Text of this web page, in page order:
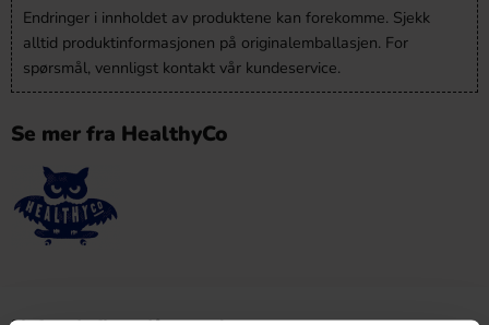
Endringer i innholdet av produktene kan forekomme. Sjekk
alltid produktinformasjonen på originalemballasjen. For
spørsmål, vennligst kontakt vår kundeservice.
Se mer fra HealthyCo